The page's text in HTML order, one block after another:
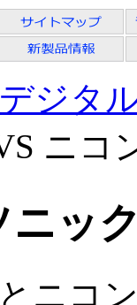
デジタ
ニコ
ニッ
ニコ